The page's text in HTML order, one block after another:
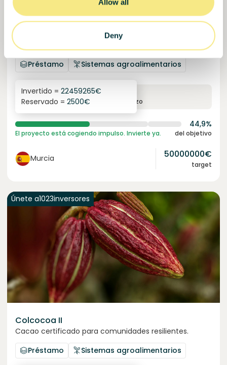
Allow all
Deny
Esférico
Eliminación de carbono a través de la regeneración de
la tierra.
Préstamo
Sistemas agroalimentarios
6.3%
interés anual plazo
Invertido = 22459265€
Reservado = 2500€
44,9%
El proyecto está cogiendo impulso. Invierte ya. del objetivo
Murcia 50000000€
target
Únete a1023inversores
Colcocoa II
Cacao certificado para comunidades resilientes.
Préstamo
Sistemas agroalimentarios